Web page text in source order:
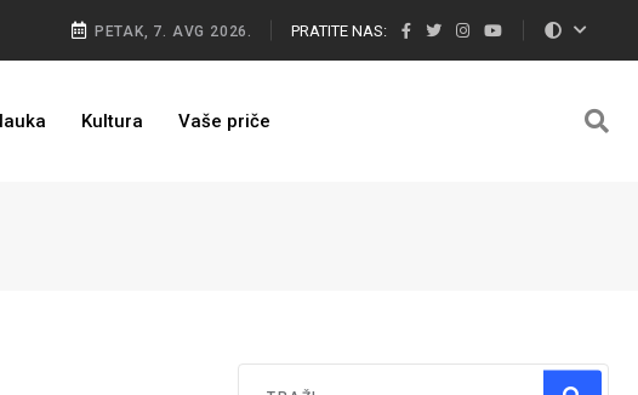
PETAK, 7. AVG 2026. PRATITE NAS:
Kultura Vaše priče